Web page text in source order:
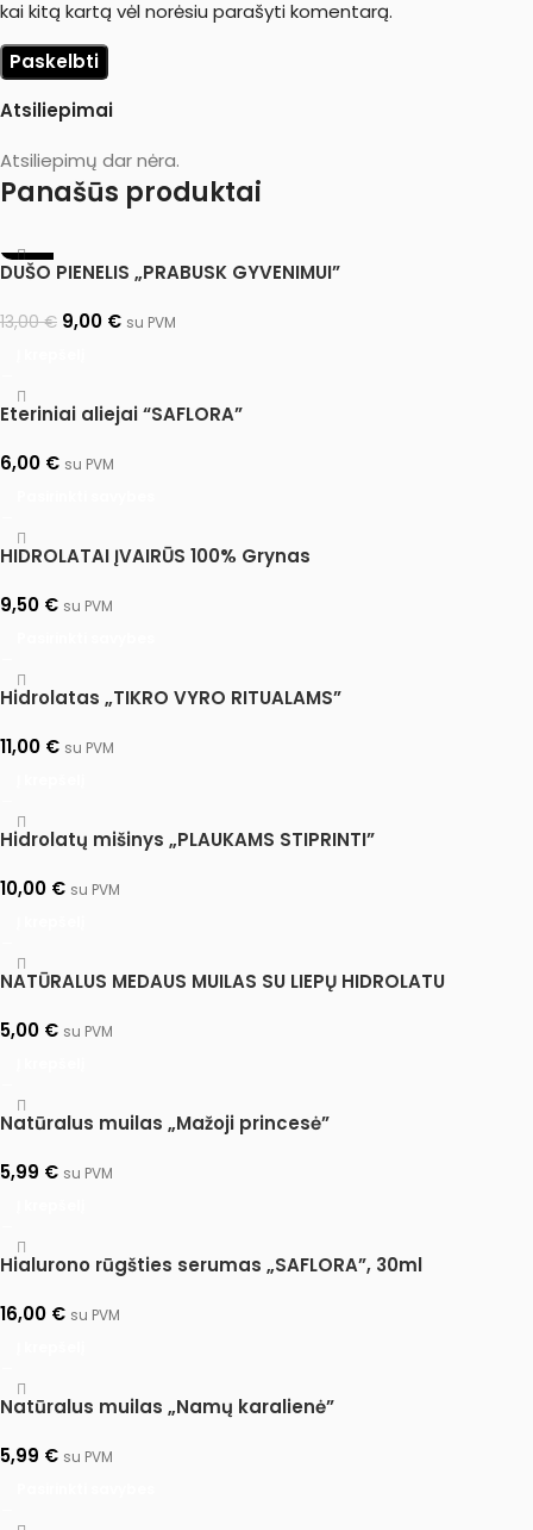
Atsiliepimai
Atsiliepimų dar nėra.
kai kitą kartą vėl norėsiu parašyti komentarą.
Panašūs produktai
-31%
DUŠO PIENELIS „PRABUSK GYVENIMUI”
13,00€ 9,00 € su PVM
Eteriniai aliejai “SAFLORA”
6,00 € su PVM
HIDROLATAI ĮVAIRŪS 100% Grynas
9,50 € su PVM
Hidrolatas „TIKRO VYRO RITUALAMS”
11,00 € su PVM
Hidrolatų mišinys „PLAUKAMS STIPRINTI”
10,00 € su PVM
NATŪRALUS MEDAUS MUILAS SU LIEPŲ HIDROLATU
5,00 € su PVM
Natūralus muilas „Mažoji princesė”
5,99 € su PVM
Hialurono rūgšties serumas „SAFLORA”, 30ml
16,00 € su PVM
Natūralus muilas „Namų karalienė”
5,99 € su PVM